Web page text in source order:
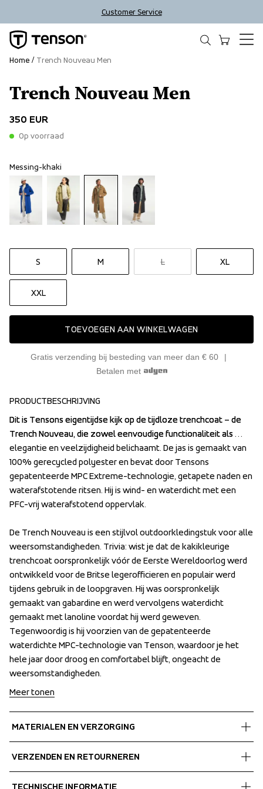
Customer Service
Trench Nouveau Men
350 EUR
Op voorraad
Messing-khaki
S M L XL
XXL
TOEVOEGEN AAN WINKELWAGEN
Gratis verzending bij besteding van meer dan € 60
Betalen met
Home Trench Nouveau Men
PRODUCTBESCHRIJVING
Dit is Tensons eigentijdse kijk op de tijdloze trenchcoat – de
Trench Nouveau, die zowel eenvoudige functionaliteit als
elegantie en veelzijdigheid belichaamt. De jas is gemaakt van
100% gerecycled polyester en bevat door Tensons
gepatenteerde MPC Extreme-technologie, getapete naden en
waterafstotende ritsen. Hij is wind- en waterdicht met een
PFC-vrij waterafstotend oppervlak.
De Trench Nouveau is een stijlvol outdoorkledingstuk voor alle
weersomstandigheden. Trivia: wist je dat de kakikleurige
trenchcoat oorspronkelijk vóór de Eerste Wereldoorlog werd
ontwikkeld voor de Britse legerofficieren en populair werd
tijdens gebruik in de loopgraven. Hij was oorspronkelijk
gemaakt van gabardine en werd vervolgens waterdicht
gemaakt met lanoline voordat hij werd geweven.
Tegenwoordig is hij voorzien van de gepatenteerde
waterdichte MPC-technologie van Tenson, waardoor je het
hele jaar door droog en comfortabel blijft, ongeacht de
weersomstandigheden.
Dit is Tensons eigentijdse kijk op de tijdloze trenchcoat – de
Trench Nouveau, die zowel eenvoudige functionaliteit als
elegantie en veelzijdigheid belichaamt. De jas is gemaakt van
100% gerecycled polyester en bevat door Tensons
gepatenteerde MPC Extreme-technologie, getapete naden en
waterafstotende ritsen. Hij is wind- en waterdicht met een
PFC-vrij waterafstotend oppervlak.
De Trench Nouveau is een stijlvol outdoorkledingstuk voor alle
weersomstandigheden. Trivia: wist je dat de kakikleurige
trenchcoat oorspronkelijk vóór de Eerste Wereldoorlog werd
ontwikkeld voor de Britse legerofficieren en populair werd
tijdens gebruik in de loopgraven. Hij was oorspronkelijk
gemaakt van gabardine en werd vervolgens waterdicht
gemaakt met lanoline voordat hij werd geweven.
Tegenwoordig is hij voorzien van de gepatenteerde
waterdichte MPC-technologie van Tenson, waardoor je het
hele jaar door droog en comfortabel blijft, ongeacht de
weersomstandigheden.
Meer tonen
MATERIALEN EN VERZORGING
Shell fabric 1
VERZENDEN EN RETOURNEREN
TECHNISCHE INFORMATIE